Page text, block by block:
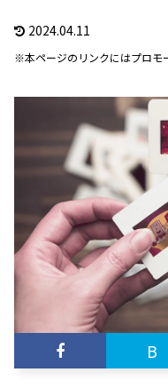
2024.04.11
※本ページのリンクにはプロモ
B